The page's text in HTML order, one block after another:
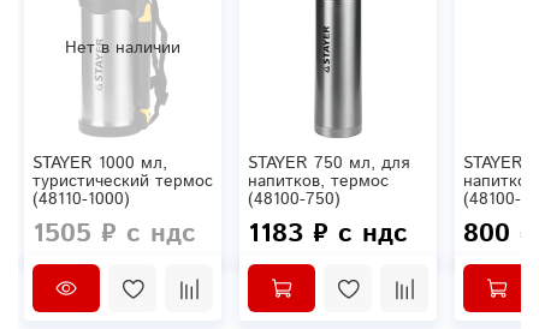
Нет в наличии
STAYER 1000 мл,
туристический термос
(48110-1000)
1505 ₽ с ндс
STAYER 750 мл, для
напитков, термос
(48100-750)
1183 ₽ с ндс
STAYER
(48100-
800